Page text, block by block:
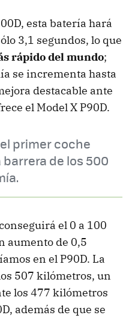
esta batería hará
3,1 segundos, lo que
rápido del mundo;
se incrementa hasta
destacable ante
el Model X P90D.
el primer coche
de los 500
el 0 a 100
aumento de 0,5
en el P90D. La
507 kilómetros, un
los 477 kilómetros
además de que se